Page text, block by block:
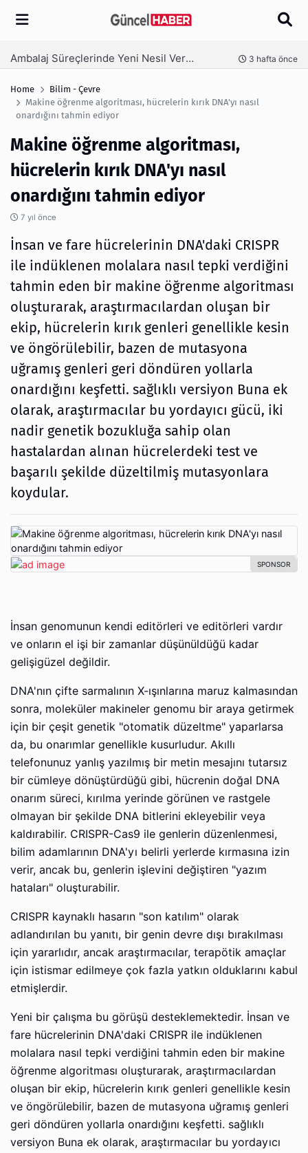
Arama
Ambalaj Süreçlerinde Yeni Nesil Verimliliği Olimpack ile Yakalayın 3 hafta önce
Home
Bilim - Çevre
Makine öğrenme algoritması, hücrelerin kırık DNA'yı nasıl
onardığını tahmin ediyor
Makine öğrenme algoritması,
hücrelerin kırık DNA'yı nasıl
onardığını tahmin ediyor
7 yıl önce
İnsan ve fare hücrelerinin DNA'daki CRISPR
ile indüklenen molalara nasıl tepki verdiğini
tahmin eden bir makine öğrenme algoritması
oluşturarak, araştırmacılardan oluşan bir
ekip, hücrelerin kırık genleri genellikle kesin
ve öngörülebilir, bazen de mutasyona
uğramış genleri geri döndüren yollarla
onardığını keşfetti. sağlıklı versiyon Buna ek
olarak, araştırmacılar bu yordayıcı gücü, iki
nadir genetik bozukluğa sahip olan
hastalardan alınan hücrelerdeki test ve
başarılı şekilde düzeltilmiş mutasyonlara
koydular.
İnsan genomunun kendi editörleri ve editörleri vardır
ve onların el işi bir zamanlar düşünüldüğü kadar
gelişigüzel değildir.
DNA'nın çifte sarmalının X-ışınlarına maruz kalmasından
sonra, moleküler makineler genomu bir araya getirmek
için bir çeşit genetik "otomatik düzeltme" yaparlarsa
da, bu onarımlar genellikle kusurludur. Akıllı
telefonunuz yanlış yazılmış bir metin mesajını tutarsız
bir cümleye dönüştürdüğü gibi, hücrenin doğal DNA
onarım süreci, kırılma yerinde görünen ve rastgele
olmayan bir şekilde DNA bitlerini ekleyebilir veya
kaldırabilir. CRISPR-Cas9 ile genlerin düzenlenmesi,
bilim adamlarının DNA'yı belirli yerlerde kırmasına izin
verir, ancak bu, genlerin işlevini değiştiren "yazım
hataları" oluşturabilir.
CRISPR kaynaklı hasarın "son katılım" olarak
adlandırılan bu yanıtı, bir genin devre dışı bırakılması
için yararlıdır, ancak araştırmacılar, terapötik amaçlar
için istismar edilmeye çok fazla yatkın olduklarını kabul
etmişlerdir.
Yeni bir çalışma bu görüşü desteklemektedir. İnsan ve
fare hücrelerinin DNA'daki CRISPR ile indüklenen
molalara nasıl tepki verdiğini tahmin eden bir makine
öğrenme algoritması oluşturarak, araştırmacılardan
oluşan bir ekip, hücrelerin kırık genleri genellikle kesin
ve öngörülebilir, bazen de mutasyona uğramış genleri
geri döndüren yollarla onardığını keşfetti. sağlıklı
versiyon Buna ek olarak, araştırmacılar bu yordayıcı